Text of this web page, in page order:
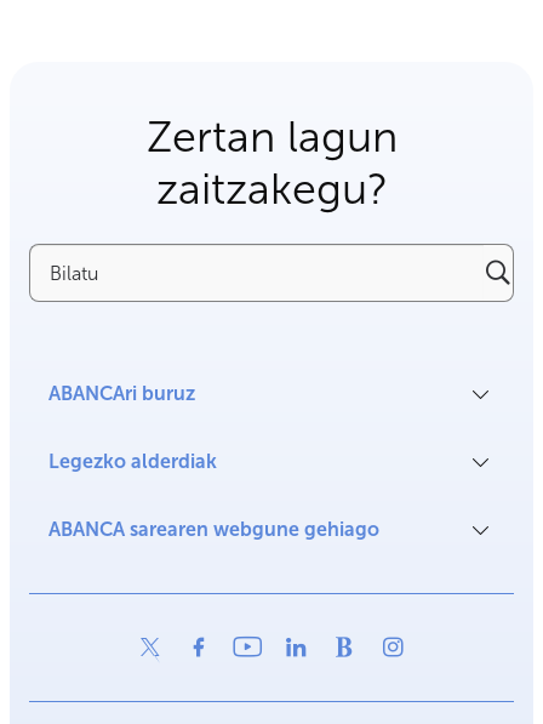
Zertan lagun
zaitzakegu?
Bilatu
ABANCAri buruz
Legezko alderdiak
ABANCA sarearen webgune gehiago